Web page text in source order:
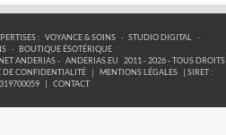
: VOYANCE & SOINS · STUDIO DIGITAL
·
· BOUTIQUE ÉSOTÉRIQUE
ANDERIAS - ANDERIAS.EU
2011 - 2026 - TOUS DROITS
DE CONFIDENTIALITÉ | MENTIONS LÉGALES
| SIRET :
| CONTACT